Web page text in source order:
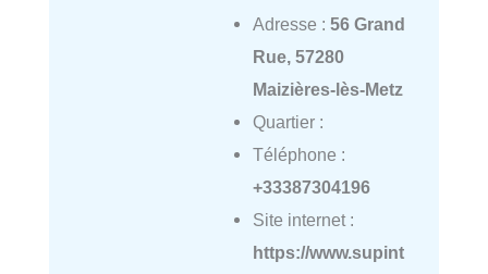
Adresse : 56 Grand
Rue, 57280
Maizières-lès-Metz
Quartier :
Téléphone :
+33387304196
Site internet :
https://www.supint